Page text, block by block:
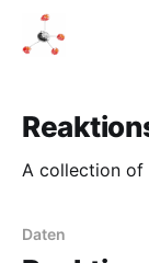
A collection of
Daten